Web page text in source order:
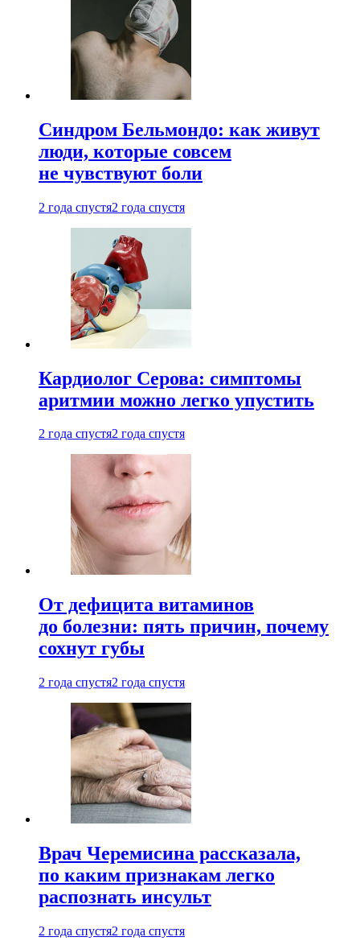
Синдром Бельмондо: как живут
люди, которые совсем
не чувствуют боли
2 года спустя2 года спустя
Кардиолог Серова: симптомы
аритмии можно легко упустить
2 года спустя2 года спустя
От дефицита витаминов
до болезни: пять причин, почему
сохнут губы
2 года спустя2 года спустя
Врач Черемисина рассказала,
по каким признакам легко
распознать инсульт
2 года спустя2 года спустя